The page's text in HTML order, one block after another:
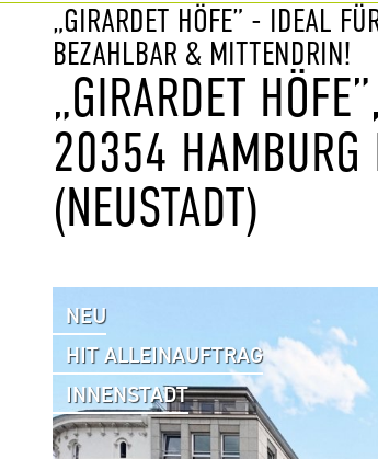
„GIRARDET HÖFE” - IDEAL
BEZAHLBAR & MITTENDRIN!
„GIRARDET
20354 HAMBURG
(NEUSTADT)
NEU
HIT ALLEINAUFTRAG
INNENSTADT